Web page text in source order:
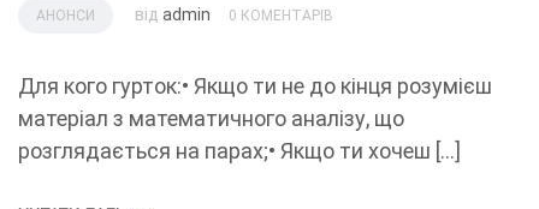
АНОНСИ від admin 0 КОМЕНТАРІВ
Для кого гурток:• Якщо ти не до кінця розумієш
матеріал з математичного аналізу, що
розглядається на парах;• Якщо ти хочеш […]